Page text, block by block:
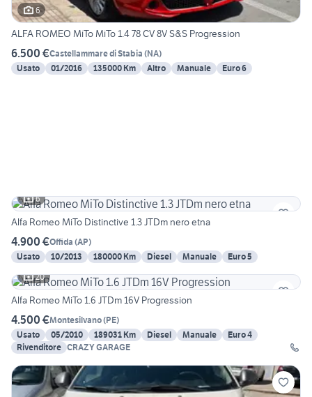
6
ALFA ROMEO MiTo MiTo 1.4 78 CV 8V S&S Progression
6.500 €Castellammare di Stabia (NA)
Usato
01/2016 135000 Km Altro Manuale Euro 6
6
Alfa Romeo MiTo Distinctive 1.3 JTDm nero etna
4.900 €Offida (AP)
Usato
10/2013 180000 Km Diesel Manuale
Euro 5
20
Alfa Romeo MiTo 1.6 JTDm 16V Progression
4.500 €Montesilvano(PE)
Usato
05/2010 189031 Km Diesel Manuale
Euro 4
Rivenditore CRAZY GARAGE